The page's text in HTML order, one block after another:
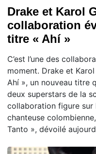
Drake et Karol
collaboration
titre « Ahí »
C’est l’une des
moment. Drake et
Ahí », un nouveau titre
deux superstars de la
collaboration figure sur
chanteuse
Tanto », dévoilé